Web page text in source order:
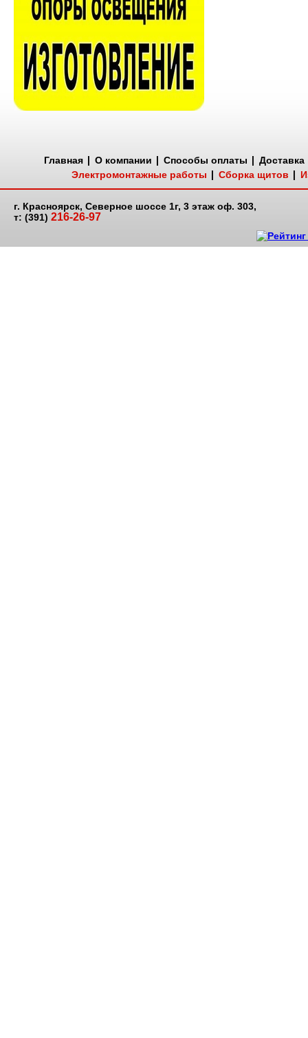
Главная О компании Способы оплаты
Доставка
Электромонтажные работы
Сборка щитов
г. Красноярск, Северное шоссе 1г, 3 этаж оф. 303,
т: (391) 216-26-97